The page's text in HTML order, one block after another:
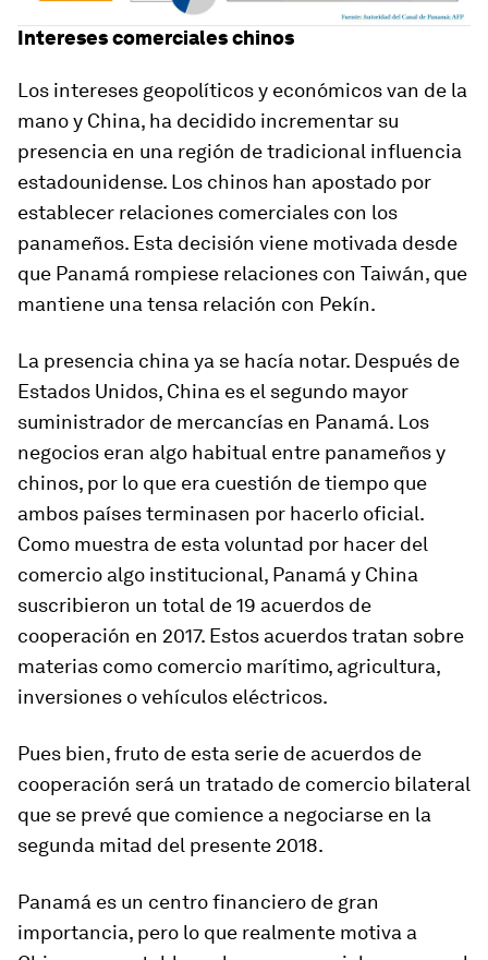
Intereses comerciales chinos
Los intereses geopolíticos y económicos van de la
mano y China, ha decidido incrementar su
presencia en una región de tradicional influencia
estadounidense. Los chinos han apostado por
establecer relaciones comerciales con los
panameños. Esta decisión viene motivada desde
que Panamá rompiese relaciones con Taiwán, que
mantiene una tensa relación con Pekín.
La presencia china ya se hacía notar. Después de
Estados Unidos, China es el segundo mayor
suministrador de mercancías en Panamá. Los
negocios eran algo habitual entre panameños y
chinos, por lo que era cuestión de tiempo que
ambos países terminasen por hacerlo oficial.
Como muestra de esta voluntad por hacer del
comercio algo institucional, Panamá y China
suscribieron un total de 19 acuerdos de
cooperación en 2017. Estos acuerdos tratan sobre
materias como comercio marítimo, agricultura,
inversiones o vehículos eléctricos.
Pues bien, fruto de esta serie de acuerdos de
cooperación será un tratado de comercio bilateral
que se prevé que comience a negociarse en la
segunda mitad del presente 2018.
Panamá es un centro financiero de gran
importancia, pero lo que realmente motiva a